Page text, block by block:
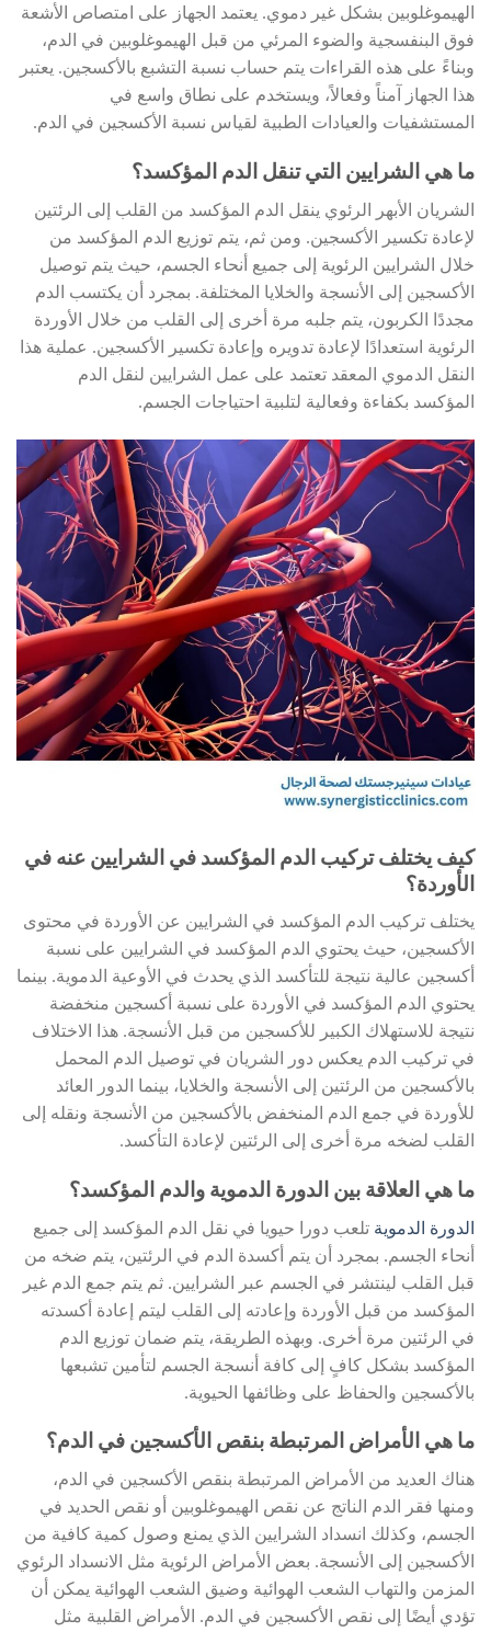
الهيموغلوبين بشكل غير دموي. يعتمد الجهاز على امتصاص الأشعة
فوق البنفسجية والضوء المرئي من قبل الهيموغلوبين في الدم،
وبناءً على هذه القراءات يتم حساب نسبة التشبع بالأكسجين. يعتبر
هذا الجهاز آمناً وفعالاً، ويستخدم على نطاق واسع في
المستشفيات والعيادات الطبية لقياس نسبة الأكسجين في الدم.
ما هي الشرايين التي تنقل الدم المؤكسد؟
الشريان الأبهر الرئوي ينقل الدم المؤكسد من القلب إلى الرئتين
لإعادة تكسير الأكسجين. ومن ثم، يتم توزيع الدم المؤكسد من
خلال الشرايين الرئوية إلى جميع أنحاء الجسم، حيث يتم توصيل
الأكسجين إلى الأنسجة والخلايا المختلفة. بمجرد أن يكتسب الدم
مجددًا الكربون، يتم جلبه مرة أخرى إلى القلب من خلال الأوردة
الرئوية استعدادًا لإعادة تدويره وإعادة تكسير الأكسجين. عملية هذا
النقل الدموي المعقد تعتمد على عمل الشرايين لنقل الدم
المؤكسد بكفاءة وفعالية لتلبية احتياجات الجسم.
كيف يختلف تركيب الدم المؤكسد في الشرايين عنه في
الأوردة؟
يختلف تركيب الدم المؤكسد في الشرايين عن الأوردة في محتوى
الأكسجين، حيث يحتوي الدم المؤكسد في الشرايين على نسبة
أكسجين عالية نتيجة للتأكسد الذي يحدث في الأوعية الدموية. بينما
يحتوي الدم المؤكسد في الأوردة على نسبة أكسجين منخفضة
نتيجة للاستهلاك الكبير للأكسجين من قبل الأنسجة. هذا الاختلاف
في تركيب الدم يعكس دور الشريان في توصيل الدم المحمل
بالأكسجين من الرئتين إلى الأنسجة والخلايا، بينما الدور العائد
للأوردة في جمع الدم المنخفض بالأكسجين من الأنسجة ونقله إلى
القلب لضخه مرة أخرى إلى الرئتين لإعادة التأكسد.
ما هي العلاقة بين الدورة الدموية والدم المؤكسد؟
الدورة الدموية تلعب دورا حيويا في نقل الدم المؤكسد إلى جميع
أنحاء الجسم. بمجرد أن يتم أكسدة الدم في الرئتين، يتم ضخه من
قبل القلب لينتشر في الجسم عبر الشرايين. ثم يتم جمع الدم غير
المؤكسد من قبل الأوردة وإعادته إلى القلب ليتم إعادة أكسدته
في الرئتين مرة أخرى. وبهذه الطريقة، يتم ضمان توزيع الدم
المؤكسد بشكل كافٍ إلى كافة أنسجة الجسم لتأمين تشبعها
بالأكسجين والحفاظ على وظائفها الحيوية.
ما هي الأمراض المرتبطة بنقص الأكسجين في الدم؟
هناك العديد من الأمراض المرتبطة بنقص الأكسجين في الدم،
ومنها فقر الدم الناتج عن نقص الهيموغلوبين أو نقص الحديد في
الجسم، وكذلك انسداد الشرايين الذي يمنع وصول كمية كافية من
الأكسجين إلى الأنسجة. بعض الأمراض الرئوية مثل الانسداد الرئوي
المزمن والتهاب الشعب الهوائية وضيق الشعب الهوائية يمكن أن
تؤدي أيضًا إلى نقص الأكسجين في الدم. الأمراض القلبية مثل